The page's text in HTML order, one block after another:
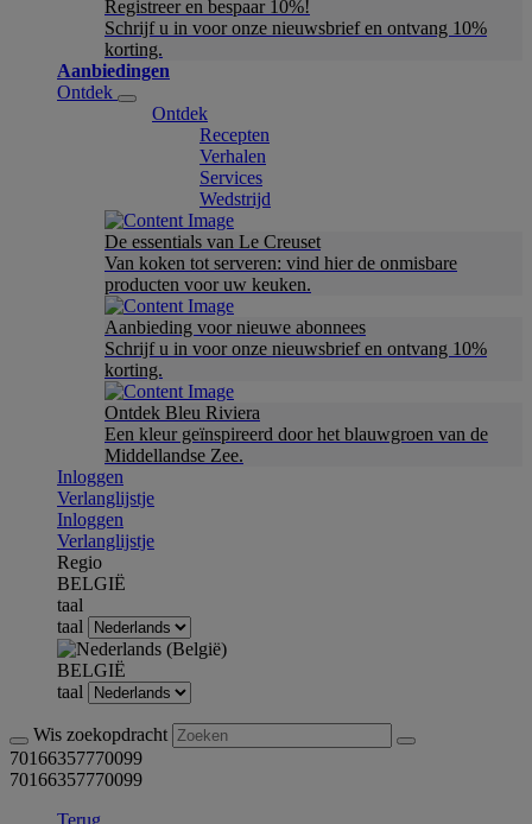
Registreer en bespaar 10%!
Schrijf u in voor onze nieuwsbrief en ontvang 10%
korting.
Aanbiedingen
Ontdek
Ontdek
Recepten
Verhalen
Services
Wedstrijd
De essentials van Le Creuset
Van koken tot serveren: vind hier de onmisbare
producten voor uw keuken.
Aanbieding voor nieuwe abonnees
Schrijf u in voor onze nieuwsbrief en ontvang 10%
korting.
Ontdek Bleu Riviera
Een kleur geïnspireerd door het blauwgroen van de
Middellandse Zee.
Inloggen
Verlanglijstje
Inloggen
Verlanglijstje
Regio
BELGIË
taal
taal
BELGIË
taal
Wis zoekopdracht
70166357770099
70166357770099
Terug